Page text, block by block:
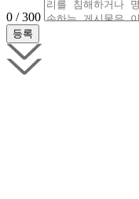
0 / 300